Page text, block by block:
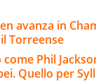
avanza in
Torreense
come Phil
Quello per